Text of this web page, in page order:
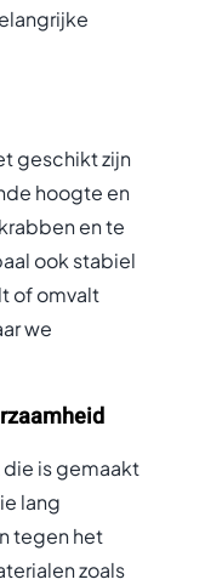
geschikt zijn
hoogte en
en te
ook stabiel
of omvalt
we
is gemaakt
lang
tegen het
zoals